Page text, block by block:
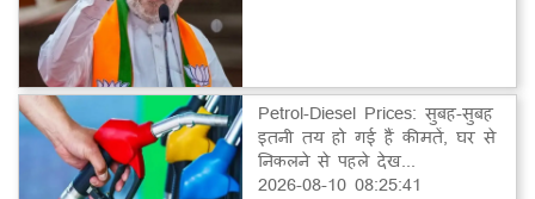
Petrol-Diesel Prices: सुबह-सुबह
इतनी तय हो गई हैं कीमतें, घर से
निकलने से पहले देख...
2026-08-10 08:25:41